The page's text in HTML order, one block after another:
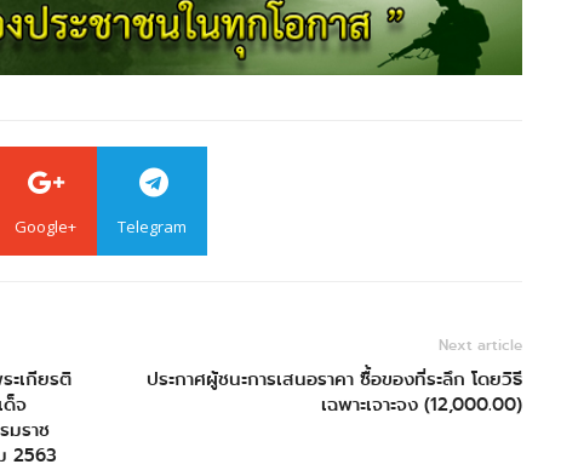
Google+ Telegram
ะเกียรติ
ด็จ
มราช
2563
Next article
ประกาศผู้ชนะการเสนอราคา ซื้อของที่ระลึก โดยวิธี
เฉพาะเจาะจง (12,000.00)